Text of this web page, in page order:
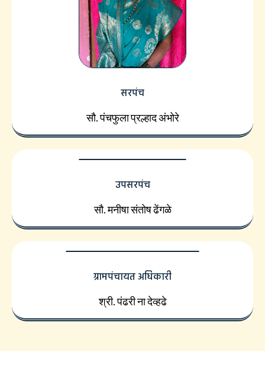
सरपंच
सौ. पंचफुला प्रल्हाद अंभोरे
उपसरपंच
सौ. मनीषा संतोष ढेंगळे
ग्रामपंचायत अधिकारी
श्री. पंढरी ना देव्हढे